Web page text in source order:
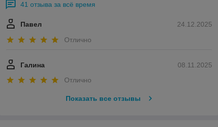
41 отзыва за всё время
24.12.2025
Павел
Отлично
08.11.2025
Галина
Отлично
Показать все отзывы